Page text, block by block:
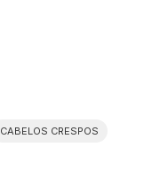
CABELOS CRESPOS